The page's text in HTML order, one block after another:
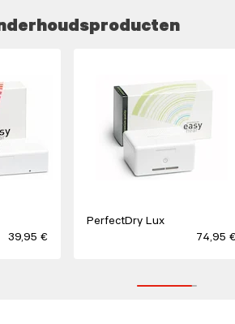
39,95 €
PerfectDry Lux
74,95